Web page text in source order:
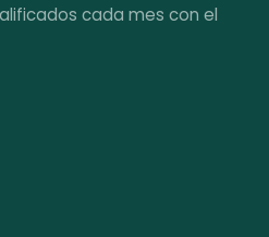
cada mes con el